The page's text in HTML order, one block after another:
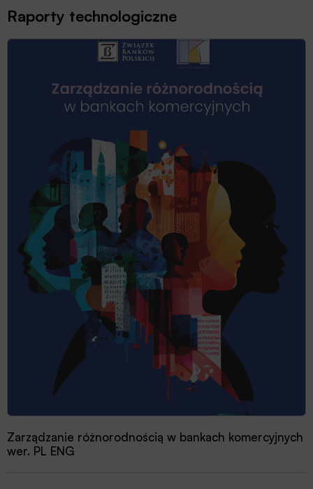
Raporty technologiczne
Zarządzanie różnorodnością w bankach komercyjnych
wer. PL ENG